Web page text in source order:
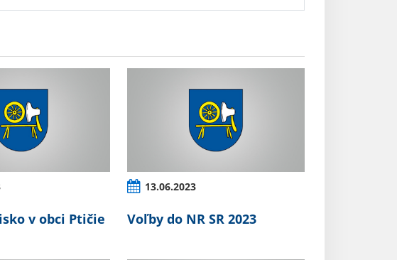
v obci Ptičie
13.06.2023
Voľby do NR SR 2023